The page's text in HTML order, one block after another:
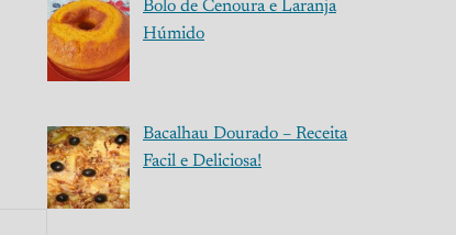
Bolo de Cenoura e Laranja
Húmido
Bacalhau Dourado – Receita
Facil e Deliciosa!